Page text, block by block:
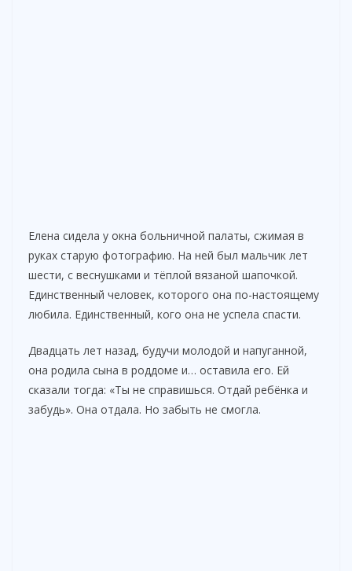
Елена сидела у окна больничной палаты, сжимая в
руках старую фотографию. На ней был мальчик лет
шести, с веснушками и тёплой вязаной шапочкой.
Единственный человек, которого она по-настоящему
любила. Единственный, кого она не успела спасти.
Двадцать лет назад, будучи молодой и напуганной,
она родила сына в роддоме и… оставила его. Ей
сказали тогда: «Ты не справишься. Отдай ребёнка и
забудь». Она отдала. Но забыть не смогла.